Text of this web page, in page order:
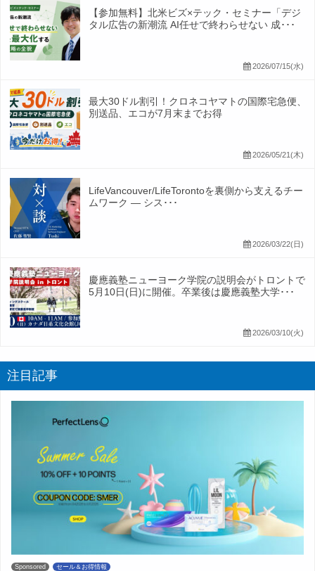
【参加無料】北米ビズ×テック・セミナー「デジ
タル広告の新潮流 AI任せで終わらせない 成･･･
2026/07/15(水)
最大30ドル割引！クロネコヤマトの国際宅急便、
別送品、エコが7月末までお得
2026/05/21(木)
LifeVancouver/LifeTorontoを裏側から支えるチー
ムワーク ― シス･･･
2026/03/22(日)
慶應義塾ニューヨーク学院の説明会がトロントで
5月10日(日)に開催。卒業後は慶應義塾大学･･･
2026/03/10(火)
注目記事
Sponsored セール＆お得情報